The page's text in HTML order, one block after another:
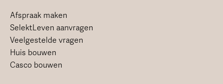
Afspraak maken
SelektLeven aanvragen
Veelgestelde vragen
Huis bouwen
Casco bouwen